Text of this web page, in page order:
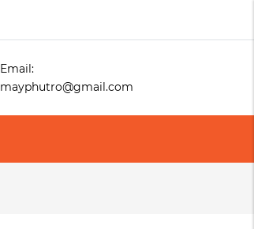
Email:
mayphutro@gmail.com